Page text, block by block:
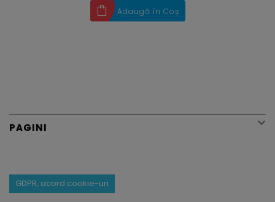
Adaugă în Coș
PAGINI 
GDPR, acord cookie-uri